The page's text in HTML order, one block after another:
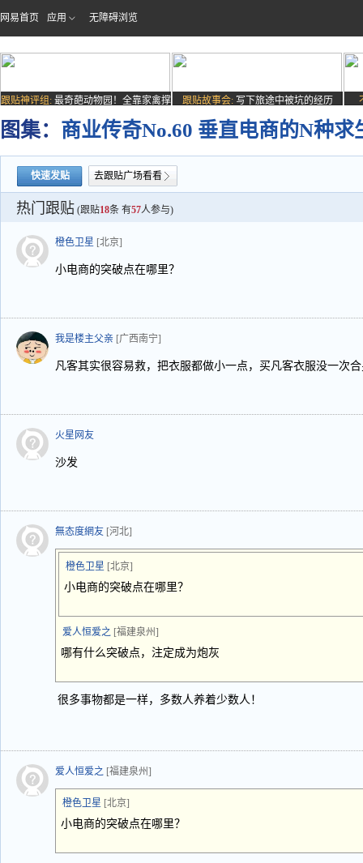
网易首页 应用 无障碍浏览
跟贴神评组: 最奇葩动物园！全靠家禽撑
场子
跟贴故事会: 写下旅途中被坑的经历
图集： 商业传奇No.60 垂直电商的N种求
快速发贴 去跟贴广场看看
热门跟贴 (跟贴18条 有57人参与)
橙色卫星 [北京]
小电商的突破点在哪里？
我是楼主父亲 [广西南宁]
凡客其实很容易救，把衣服都做小一点，买凡客衣服没一次
火星网友
沙发
無态度網友 [河北]
橙色卫星 [北京]
小电商的突破点在哪里？
爱人恒爱之 [福建泉州]
哪有什么突破点，注定成为炮灰
很多事物都是一样，多数人养着少数人！
爱人恒爱之 [福建泉州]
橙色卫星 [北京]
小电商的突破点在哪里？